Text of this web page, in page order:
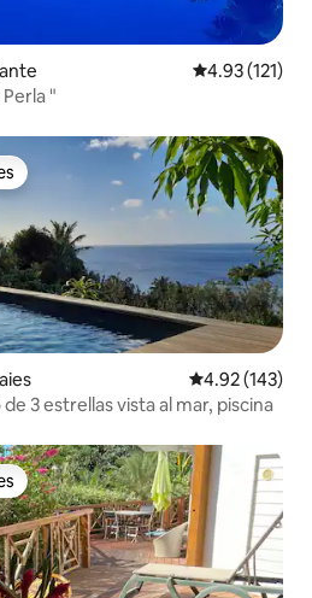
Calificación
4.93 (121)
"
Calificación
4.92 (143)
3 estrellas vista al mar, piscina